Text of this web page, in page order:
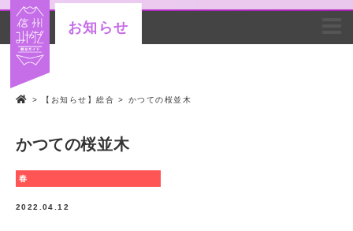
お知らせ
> 【お知らせ】総合 > かつての桜並木
かつての桜並木
春
2022.04.12